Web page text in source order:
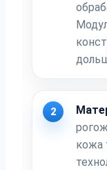
2
кожа